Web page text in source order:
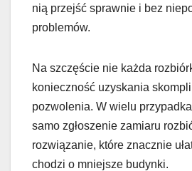
nią przejść sprawnie i bez
problemów.
Na szczęście nie każda
konieczność uzyskania
pozwolenia. W wielu
samo zgłoszenie zamiaru
rozwiązanie, które znacznie
chodzi o mniejsze budynki.